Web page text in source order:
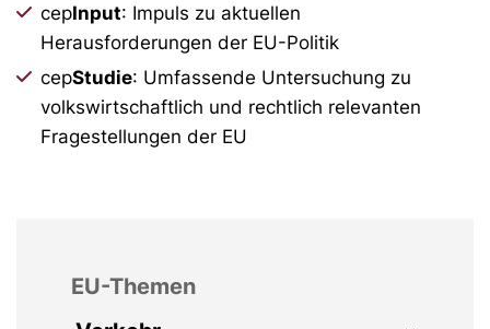
cepInput: Impuls zu aktuellen
Herausforderungen der EU-Politik
cepStudie: Umfassende Untersuchung zu
volkswirtschaftlich und rechtlich relevanten
Fragestellungen der EU
EU-Themen